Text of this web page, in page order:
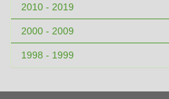
2010 - 2019
2000 - 2009
1998 - 1999